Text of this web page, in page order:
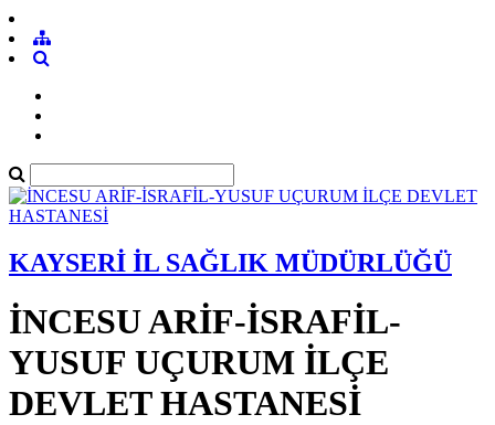
KAYSERİ İL SAĞLIK MÜDÜRLÜĞÜ
İNCESU ARİF-İSRAFİL-
YUSUF UÇURUM İLÇE
DEVLET HASTANESİ